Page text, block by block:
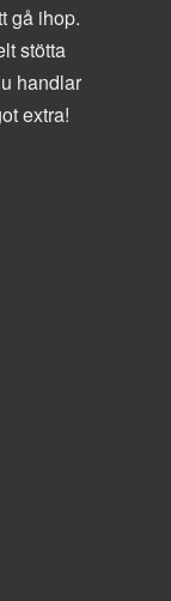
gå ihop.
stötta
handlar
extra!